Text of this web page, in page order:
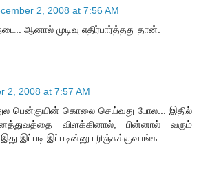
2, 2008 at 7:56 AM
ஆனால் முடிவு எதிர்பார்த்தது தான்.
2, 2008 at 7:57 AM
பென்குயின் கொலை செய்வது போல... இதில்
விளக்கினால், பின்னால் வரும்
இப்படி இப்படின்னு புரிஞ்சுக்குவாங்க....